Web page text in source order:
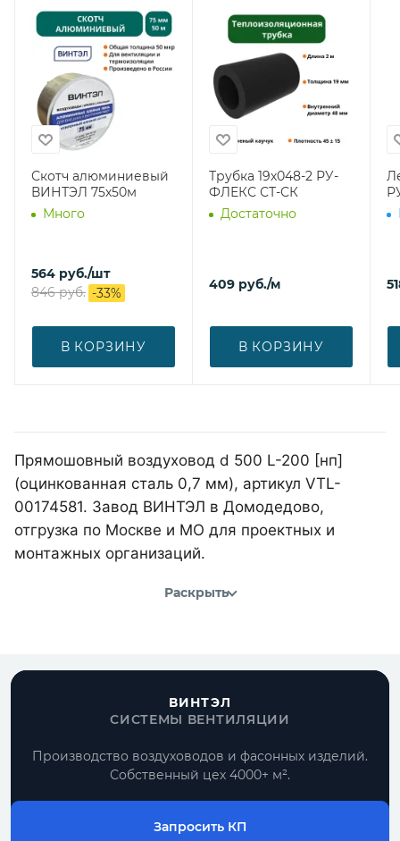
Скотч алюминиевый
ВИНТЭЛ 75х50м
Много
564 руб./шт
846руб. -33%
В КОРЗИНУ
Трубка 19х048-2 РУ-
ФЛЕКС СТ-СК
Достаточно
409 руб./м
В КОРЗИНУ
Прямошовный воздуховод d 500 L-200 [нп]
(оцинкованная сталь 0,7 мм), артикул VTL-
00174581. Завод ВИНТЭЛ в Домодедово,
отгрузка по Москве и МО для проектных и
монтажных организаций.
Раскрыть
ВИНТЭЛ
СИСТЕМЫ ВЕНТИЛЯЦИИ
Производство воздуховодов и фасонных изделий.
Собственный цех 4000+ м².
Запросить КП